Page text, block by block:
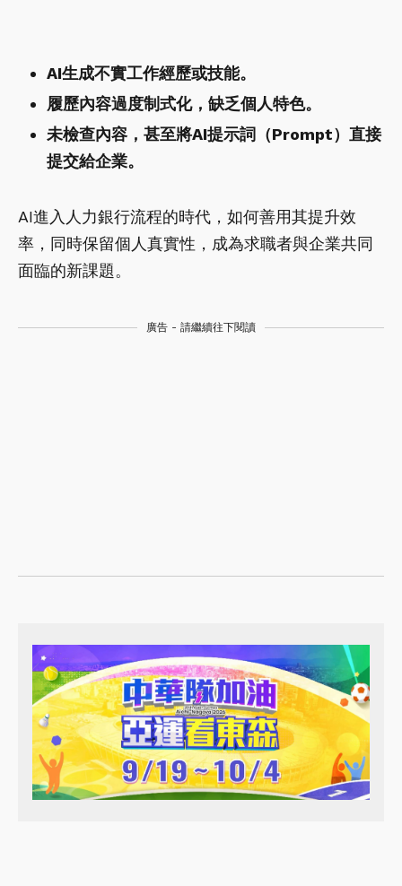
AI生成不實工作經歷或技能。
履歷內容過度制式化，缺乏個人特色。
未檢查內容，甚至將AI提示詞（Prompt）直接
提交給企業。
AI進入人力銀行流程的時代，如何善用其提升效
率，同時保留個人真實性，成為求職者與企業共同
面臨的新課題。
廣告 - 請繼續往下閱讀